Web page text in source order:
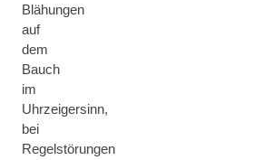
Blähungen
auf
dem
Bauch
im
Uhrzeigersinn,
bei
Regelstörungen